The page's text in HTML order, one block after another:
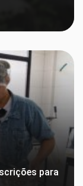
para